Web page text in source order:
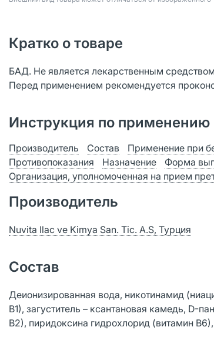
Кратко о товаре
БАД. Не является лекарственным
Перед применением рекомендуется
Инструкция по применению
Производитель Состав Применение при
Противопоказания
Назначение Форма
Организация, уполномоченная на прием
Производитель
Nuvita Ilac ve Kimya San. Tic. A.S, Турция
Состав
Деионизированная вода, никотинамид
В1), загуститель – ксантановая камедь, D-
В2), пиридоксина гидрохлорид (витамин